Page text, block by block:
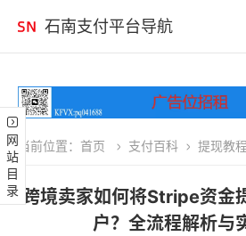
石南支付平台导航
网站目录 当前位置： 首页 支付百科 提现教程
跨境卖家如何将Stripe资金
户？全流程解析与